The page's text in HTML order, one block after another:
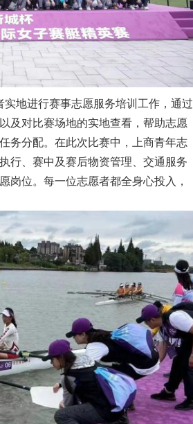
地进行赛事志愿服务培训工作，通过
及对比赛场地的实地查看，帮助志愿
务分配。在此次比赛中，上商青年志
行、赛中及赛后物资管理、交通服务
岗位。每一位志愿者都全身心投入，